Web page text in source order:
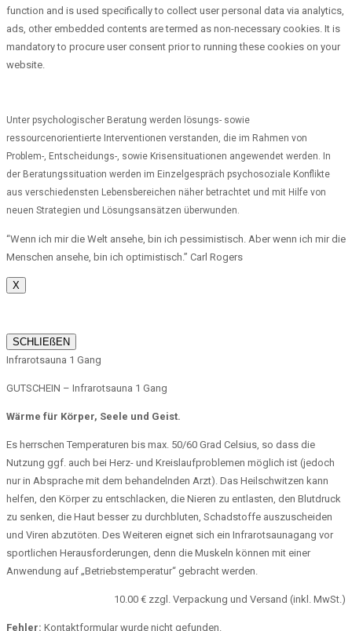
function and is used specifically to collect user personal data via analytics,
ads, other embedded contents are termed as non-necessary cookies. It is
mandatory to procure user consent prior to running these cookies on your
website.
Unter psychologischer Beratung werden lösungs- sowie
ressourcenorientierte Interventionen verstanden, die im Rahmen von
Problem-, Entscheidungs-, sowie Krisensituationen angewendet werden. In
der Beratungssituation werden im Einzelgespräch psychosoziale Konflikte
aus verschiedensten Lebensbereichen näher betrachtet und mit Hilfe von
neuen Strategien und Lösungsansätzen überwunden.
“Wenn ich mir die Welt ansehe, bin ich pessimistisch. Aber wenn ich mir die
Menschen ansehe, bin ich optimistisch.” Carl Rogers
X
SCHLIEßEN
Infrarotsauna 1 Gang
GUTSCHEIN – Infrarotsauna 1 Gang
Wärme für Körper, Seele und Geist.
Es herrschen Temperaturen bis max. 50/60 Grad Celsius, so dass die
Nutzung ggf. auch bei Herz- und Kreislaufproblemen möglich ist (jedoch
nur in Absprache mit dem behandelnden Arzt). Das Heilschwitzen kann
helfen, den Körper zu entschlacken, die Nieren zu entlasten, den Blutdruck
zu senken, die Haut besser zu durchbluten, Schadstoffe auszuscheiden
und Viren abzutöten. Des Weiteren eignet sich ein Infrarotsaunagang vor
sportlichen Herausforderungen, denn die Muskeln können mit einer
Anwendung auf „Betriebstemperatur“ gebracht werden.
10.00 € zzgl. Verpackung und Versand (inkl. MwSt.)
Fehler: Kontaktformular wurde nicht gefunden.